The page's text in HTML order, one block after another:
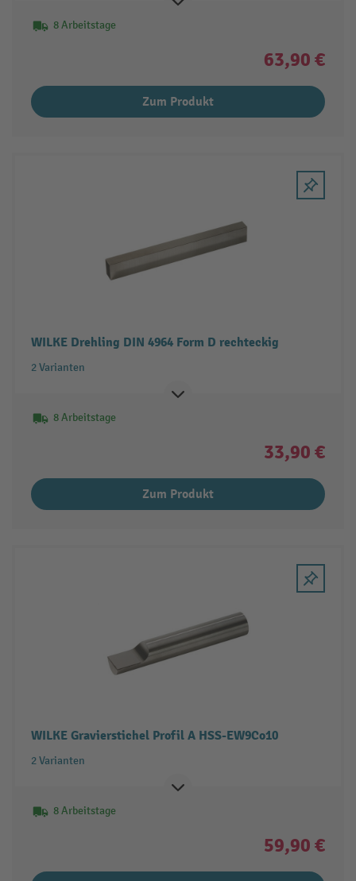
8 Arbeitstage
63,90 €
Zum Produkt
WILKE Drehling DIN 4964 Form D rechteckig
2 Varianten
8 Arbeitstage
33,90 €
Zum Produkt
WILKE Gravierstichel Profil A HSS-EW9Co10
2 Varianten
8 Arbeitstage
59,90 €